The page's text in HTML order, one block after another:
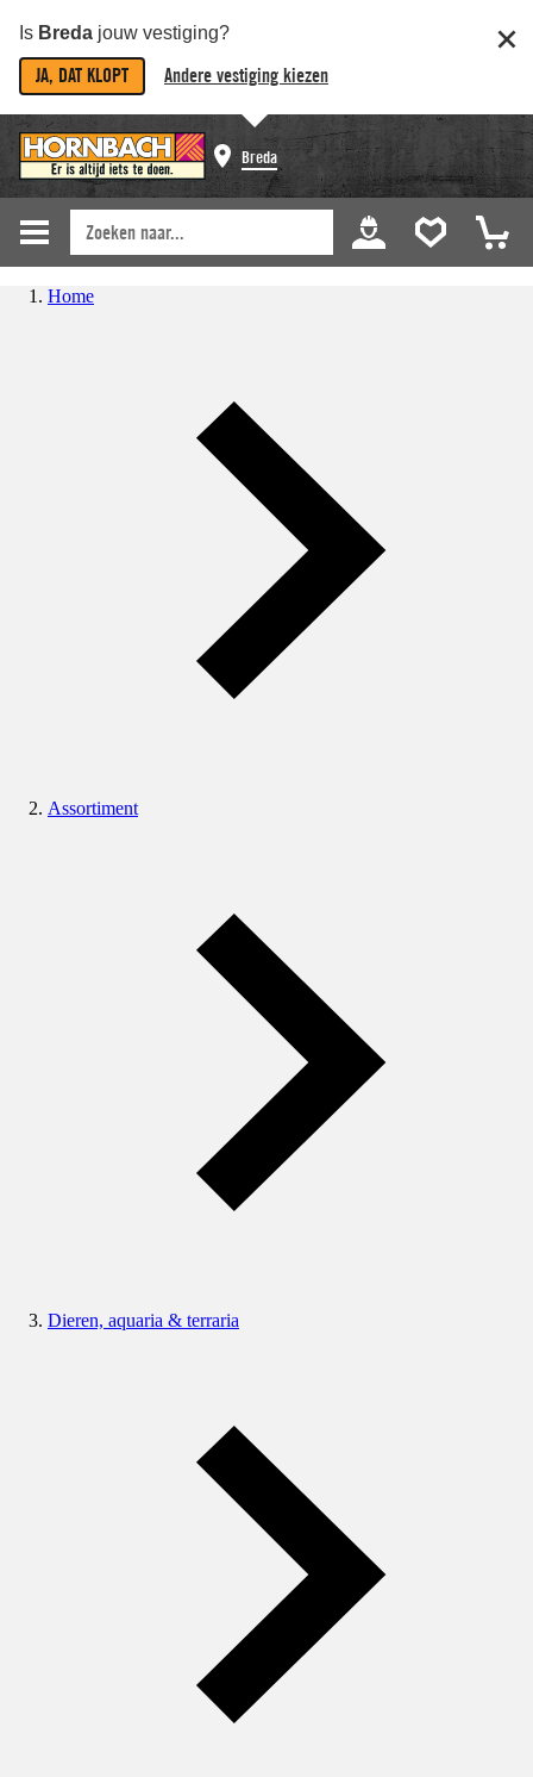
Is Breda jouw vestiging?
JA, DAT KLOPT Andere vestiging kiezen
Breda
Home
Assortiment
Dieren, aquaria & terraria